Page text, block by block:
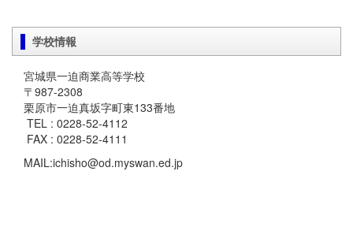
学校情報
宮城県一迫商業高等学校
〒987-2308
栗原市一迫真坂字町東133番地
TEL : 0228-52-4112
FAX : 0228-52-4111
MAIL:ichisho@od.myswan.ed.jp